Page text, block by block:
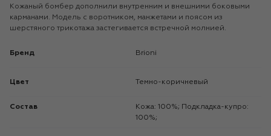
Кожаный бомбер дополнили внутренним и внешними боковыми
карманами. Модель с воротником, манжетами и поясом из
шерстяного трикотажа застегивается встречной молнией.
Бренд Brioni
Цвет Темно-коричневый
Состав
Кожа: 100%; Подкладка-купро:
100%;